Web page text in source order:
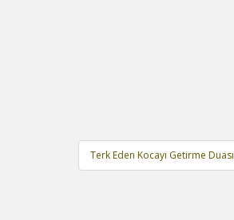
Terk Eden Kocayı Getirme Duası